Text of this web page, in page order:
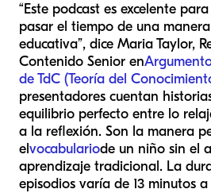
“Este podcast es excelente
pasar el tiempo de una
educativa”, dice Maria Taylor,
Contenido Senior en
de TdC (Teoría del
presentadores cuentan
equilibrio perfecto entre lo
a la reflexión. Son la manera
elvocabulariode un niño sin el
aprendizaje tradicional. La
episodios varía de 13 minutos